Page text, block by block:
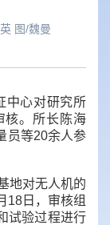
图/魏曼
中心对研究所
核。所长陈海
员等20余人参
地对无人机的
18日，审核组
试验过程进行